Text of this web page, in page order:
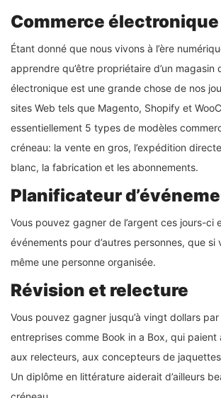
Commerce électronique
Étant donné que nous vivons à l’ère
apprendre qu’être propriétaire d’un magasin
électronique est une grande chose de nos
sites Web tels que Magento, Shopify et
essentiellement 5 types de modèles
créneau: la vente en gros, l’expédition
blanc, la fabrication et les abonnements.
Planificateur
Vous pouvez gagner de l’argent ces jours-ci
événements pour d’autres personnes, que si
même une personne organisée.
Révision et relecture
Vous pouvez gagner jusqu’à vingt dollars
entreprises comme Book in a Box, qui paient
aux relecteurs, aux concepteurs de
Un diplôme en littérature aiderait d’ailleurs